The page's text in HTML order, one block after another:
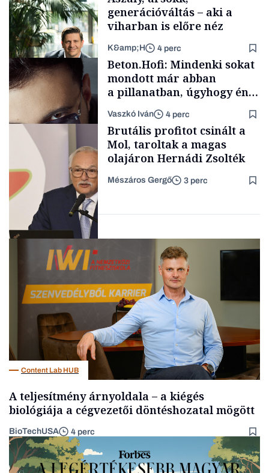
Makro
TÁMOGATÓI
TARTALOM
generációváltás – aki a
viharban is előre néz
K&amp;H 4 perc
Forbes-sztori
Beton.Hofi: Mindenki sokat
mondott már abban
a pillanatban, úgyhogy én
a legsarkosabb
gondolataimat akartam
kimondani
Vaszkó Iván 4 perc
Befektetés
Brutális profitot csinált a
Mol, taroltak a magas
olajáron Hernádi Zsolték
Mészáros Gergő 3 perc
Content Lab HUB
A teljesítmény árnyoldala – a kiégés
biológiája a cégvezetői döntéshozatal mögött
BioTechUSA 4 perc